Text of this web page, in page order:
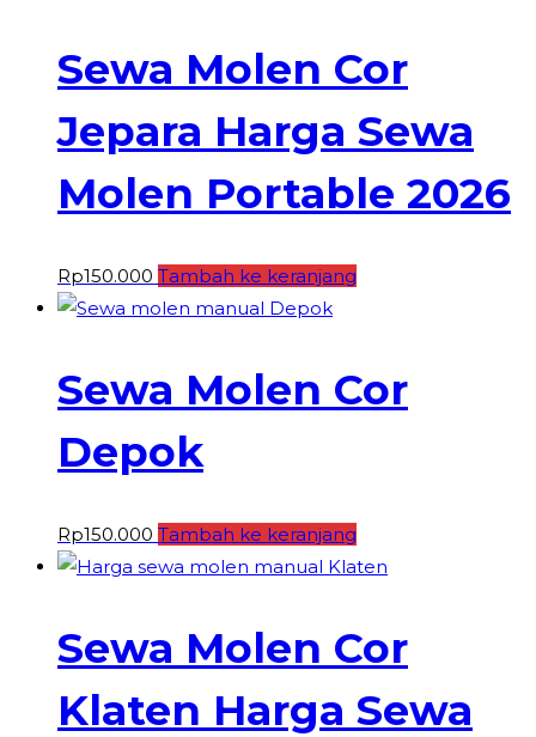
Sewa Molen Cor
Jepara Harga Sewa
Molen Portable 2026
Rp150.000 Tambah ke keranjang
Sewa Molen Cor
Depok
Rp150.000 Tambah ke keranjang
Sewa Molen Cor
Klaten Harga Sewa